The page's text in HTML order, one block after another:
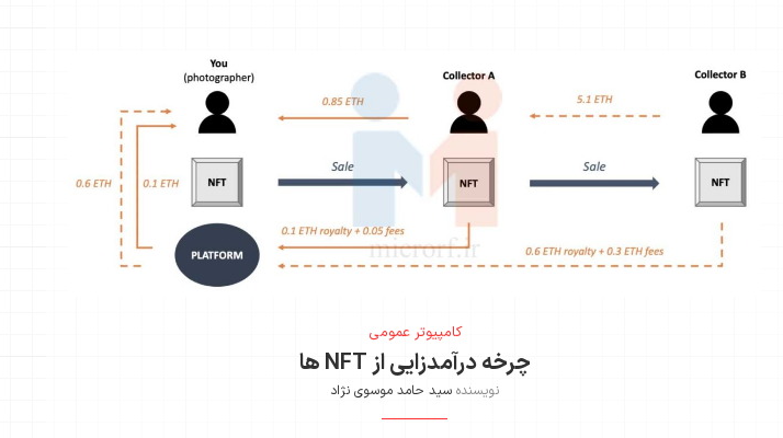
کامپیوتر عمومی
چرخه درآمدزایی از NFT ها
نویسنده سید حامد موسوی نژاد